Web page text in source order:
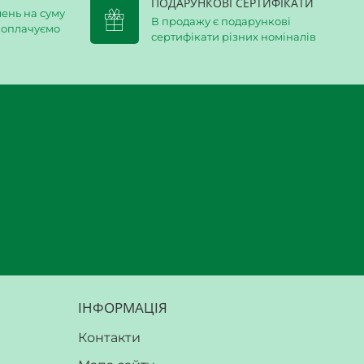
на суму
В продажу є подарункові
сертифікати різних номіналів
ІНФОРМАЦІЯ
Контакти